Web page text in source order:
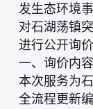
发生态环境
对石湖荡镇
进行公开询
一、询价内容
本次服务为
全流程更新